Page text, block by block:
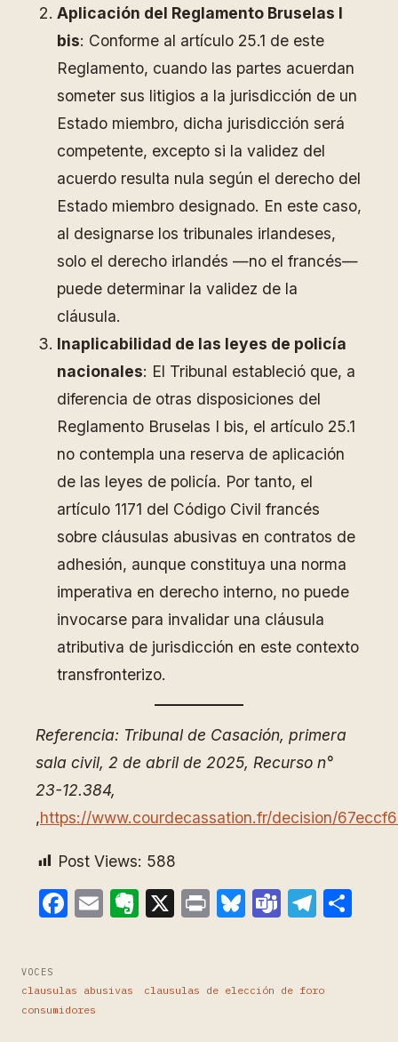
Aplicación del Reglamento Bruselas I
bis: Conforme al artículo 25.1 de este
Reglamento, cuando las partes acuerdan
someter sus litigios a la jurisdicción de un
Estado miembro, dicha jurisdicción será
competente, excepto si la validez del
acuerdo resulta nula según el derecho del
Estado miembro designado. En este caso,
al designarse los tribunales irlandeses,
solo el derecho irlandés —no el francés—
puede determinar la validez de la
cláusula.
Inaplicabilidad de las leyes de policía
nacionales: El Tribunal estableció que, a
diferencia de otras disposiciones del
Reglamento Bruselas I bis, el artículo 25.1
no contempla una reserva de aplicación
de las leyes de policía. Por tanto, el
artículo 1171 del Código Civil francés
sobre cláusulas abusivas en contratos de
adhesión, aunque constituya una norma
imperativa en derecho interno, no puede
invocarse para invalidar una cláusula
atributiva de jurisdicción en este contexto
transfronterizo.
Referencia: Tribunal de Casación, primera
sala civil, 2 de abril de 2025, Recurso n°
23-12.384,
,https://www.courdecassation.fr/decision/
Post Views: 588
Facebook
EmailEvernote
X PrintBluesky
Teams
VOCES
clausulas abusivas
clausulas de elección de foro
consumidores